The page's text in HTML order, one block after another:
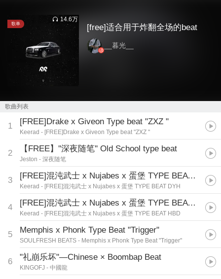
歌单
14.6万
[free]适合用于炸翻全场的beat
__暮光__
歌曲列表
1 [FREE]Drake x Giveon Type beat "ZXZ "
Keerad - [FREE]Drake x Giveon Type beat "ZXZ "
2 【FREE】''深夜随笔'' Old School type beat
Jeston - 深夜随笔
3 [FREE]混沌武士 x Nujabes x 蛋堡 TYPE BEAT DYH
Keerad - [FREE]混沌武士 x Nujabes x 蛋堡 TYPE BEAT DYH
4 [FREE]混沌武士 x Nujabes x 蛋堡 TYPE BEAT HBD
Keerad - [FREE]混沌武士 x Nujabes x 蛋堡 TYPE BEAT HBD
5 Memphis x Phonk Type Beat "Trigger"
SOULFRESH BEATS - Memphis x Phonk Type Beat "Trigger"
6 "礼崩乐坏"—Chinese × Boombap Beat
KINGOFJ - 中國龍